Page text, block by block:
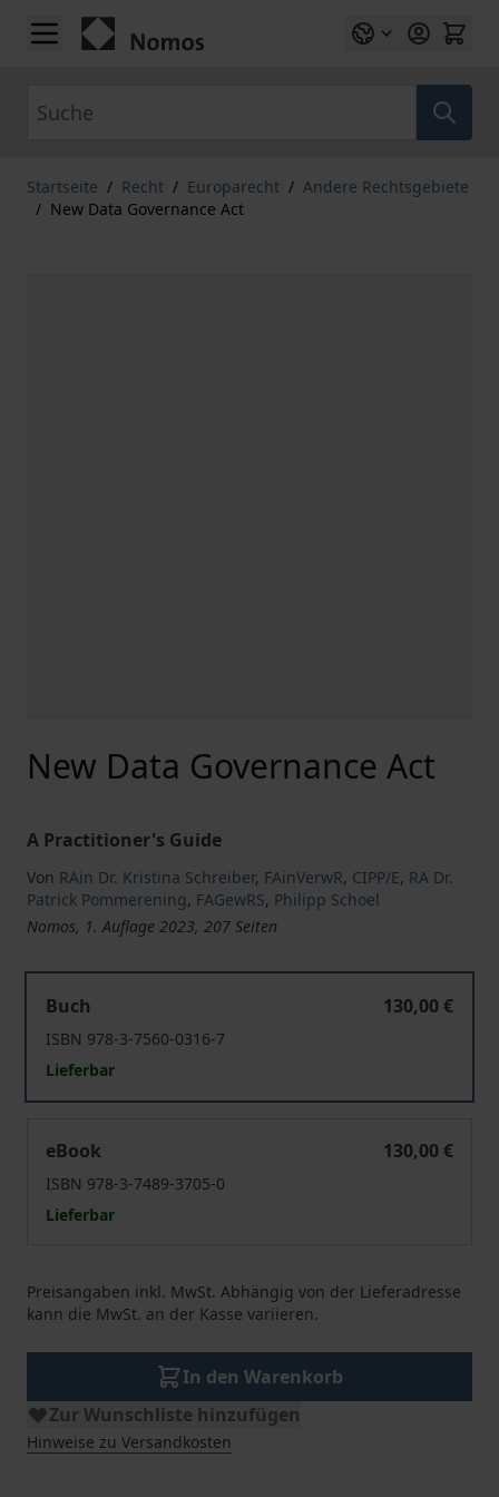
Zum Inhalt springen
Startseite / Recht / Europarecht / Andere Rechtsgebiete
/ New Data Governance Act
New Data Governance Act
A Practitioner's Guide
Von RAin Dr. Kristina Schreiber, FAinVerwR, CIPP/E, RA Dr.
Patrick Pommerening, FAGewRS, Philipp Schoel
Nomos, 1. Auflage 2023, 207 Seiten
Buch
130,00 €
ISBN 978-3-7560-0316-7
Lieferbar
eBook
130,00 €
ISBN 978-3-7489-3705-0
Lieferbar
Preisangaben inkl. MwSt. Abhängig von der Lieferadresse
kann die MwSt. an der Kasse variieren.
In den Warenkorb
Zur Wunschliste hinzufügen
Hinweise zu Versandkosten